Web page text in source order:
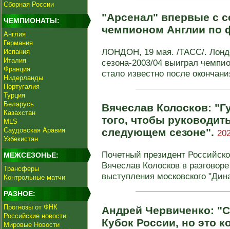
Сборная России
ЧЕМПИОНАТЫ:
Англия
Германия
Испания
Италия
Франция
Нидерланды
Португалия
Турция
Беларусь
Казахстан
MLS
Саудовская Аравия
Узбекистан
МЕЖСЕЗОНЬЕ:
Трансферы
Контрольные матчи
РАЗНОЕ:
Прогнозы от ФНК
Российские новости
Мировые Новости
"Арсенал" впервые с
чемпионом Англии по
ЛОНДОН, 19 мая. /ТАСС/.
сезона-2003/04 выиграл
стало известно после
Вячеслав Колосков:
того, чтобы
следующем сезоне".
Почетный президент
Вячеслав Колосков в
выступления московского
Андрей Червиченко:
Кубок России, но это